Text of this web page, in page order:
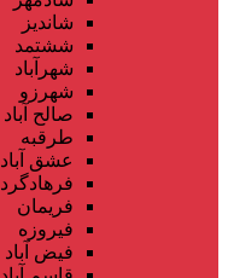
شاندیز
ششتمد
شهرآباد
شهرزو
صالح آباد
طرقبه
عشق آباد
فرهادگرد
فریمان
فیروزه
فیض آباد